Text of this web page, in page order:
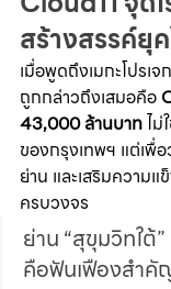
สร้างสรรค์ยุ
เมื่อพูดถึงเมกะโปร
ถูกกล่าวถึงเสมอคือ
43,000 ล้านบาท ไม่
ของกรุงเทพฯ แต่เพื่
ย่าน และเสริมความ
ครบวงจร
ย่าน “สุขุมวิทใต้
คือฟันเฟืองสำคั